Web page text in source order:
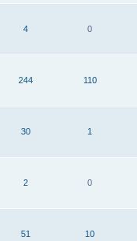
4
0
244
110
30
1
2
0
51
10